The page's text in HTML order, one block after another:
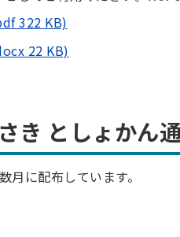
322 KB)
22 KB)
き としょかん
月に配布しています。